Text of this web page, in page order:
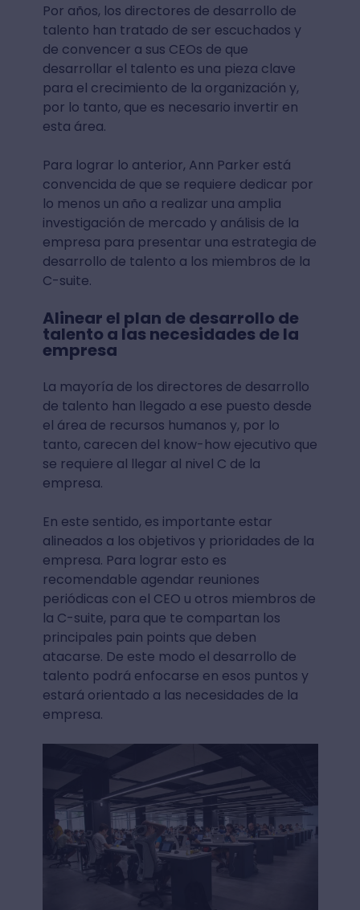
Por años, los directores de desarrollo de
talento han tratado de ser escuchados y
de convencer a sus CEOs de que
desarrollar el talento es una pieza clave
para el crecimiento de la organización y,
por lo tanto, que es necesario invertir en
esta área.
Para lograr lo anterior, Ann Parker está
convencida de que se requiere dedicar por
lo menos un año a realizar una amplia
investigación de mercado y análisis de la
empresa para presentar una estrategia de
desarrollo de talento a los miembros de la
C-suite.
Alinear el plan de desarrollo de
talento a las necesidades de la
empresa
La mayoría de los directores de desarrollo
de talento han llegado a ese puesto desde
el área de recursos humanos y, por lo
tanto, carecen del know-how ejecutivo que
se requiere al llegar al nivel C de la
empresa.
En este sentido, es importante estar
alineados a los objetivos y prioridades de la
empresa. Para lograr esto es
recomendable agendar reuniones
periódicas con el CEO u otros miembros de
la C-suite, para que te compartan los
principales pain points que deben
atacarse. De este modo el desarrollo de
talento podrá enfocarse en esos puntos y
estará orientado a las necesidades de la
empresa.